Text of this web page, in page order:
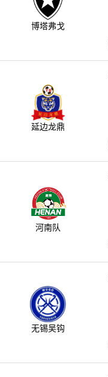
博塔弗戈
延边龙鼎
河南队
无锡吴钩